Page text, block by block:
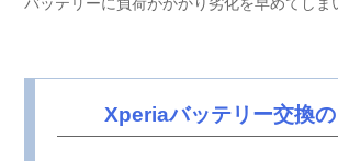
Xperiaバッテリー交換